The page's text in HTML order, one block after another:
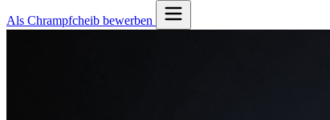
Als Chrampfcheib bewerben